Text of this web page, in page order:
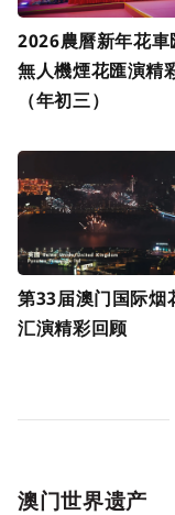
2026農曆新年花車
無人機煙花匯演精
（年初三）
第33届澳门国际烟
汇演精彩回顾
澳门世界遗产